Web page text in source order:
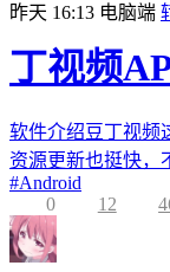
昨天 16:13 电脑端
丁视频
软件介绍豆丁视频
资源更新也挺快，
#Android
0
12